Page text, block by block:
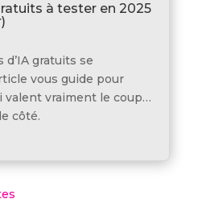
à tester en 2025
d’IA gratuits se
vous guide pour
valent vraiment le coup…
côté.